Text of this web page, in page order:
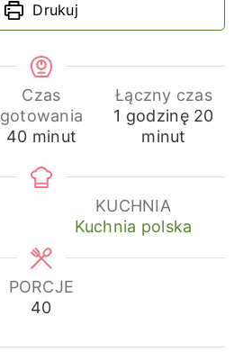
Drukuj
Czas
gotowania
40minuty
minut
Łączny czas
1 godzina
godzinę 20
minut
KUCHNIA
Kuchnia polska
PORCJE
40